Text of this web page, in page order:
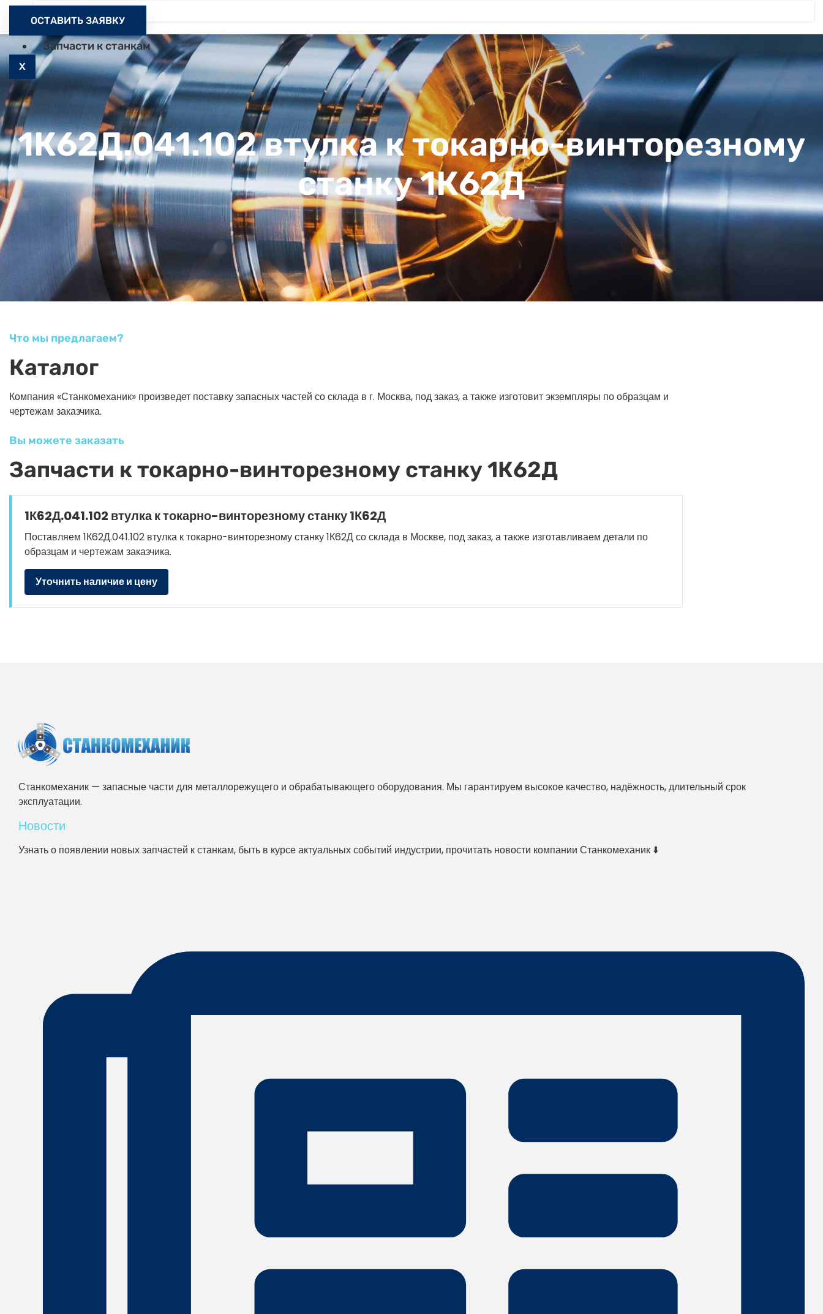
Запчасти к станкам
X
ОСТАВИТЬ ЗАЯВКУ
1К62Д.041.102 втулка к токарно-винторезному
станку 1К62Д
Что мы предлагаем?
Каталог
Компания «Станкомеханик» произведет поставку запасных частей со склада в г. Москва, под заказ, а также изготовит экземпляры по образцам и
чертежам заказчика.
Вы можете заказать
Запчасти к токарно-винторезному станку 1К62Д
1К62Д.041.102 втулка к токарно-винторезному станку 1К62Д
Поставляем 1К62Д.041.102 втулка к токарно-винторезному станку 1К62Д со склада в Москве, под заказ, а также изготавливаем детали по
образцам и чертежам заказчика.
Уточнить наличие и цену
Станкомеханик — запасные части для металлорежущего и обрабатывающего оборудования. Мы гарантируем высокое качество, надёжность, длительный срок
эксплуатации.
Новости
Узнать о появлении новых запчастей к станкам, быть в курсе актуальных событий индустрии, прочитать новости компании Станкомеханик ⬇️